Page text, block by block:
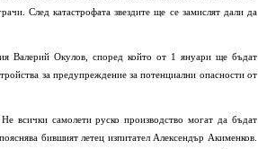
След катастрофата звездите ще се замислят дали да
Валерий Окулов, според който от 1 януари ще бъдат
за предупреждение за потенциални опасности от
всички самолети руско производство могат да бъдат
бившият летец изпитател Алексендър Акименков.